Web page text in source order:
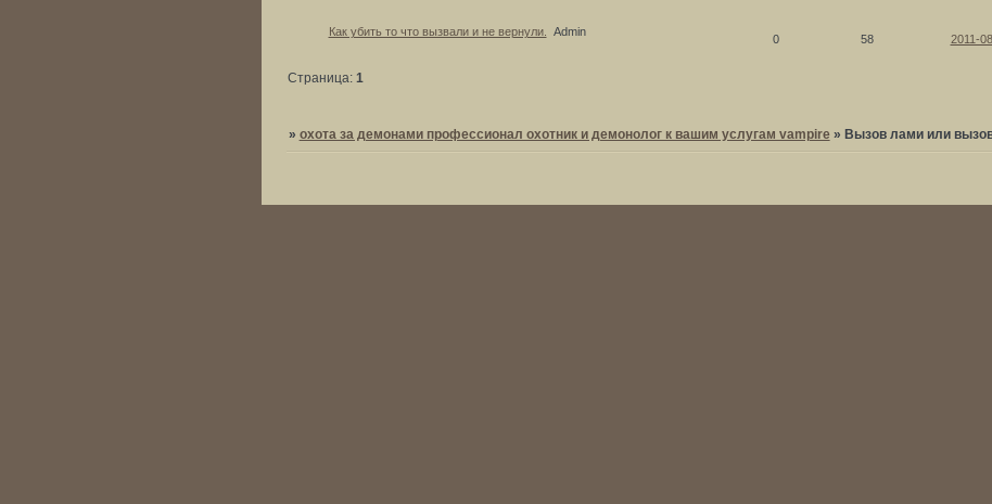
Как убить то что вызвали и не вернули. Admin
0 58 2011-
Страница: 1
» охота за демонами профессионал охотник и демонолог к вашим услугам vampire » Вызов лами или